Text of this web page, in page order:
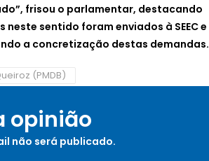
frisou o parlamentar, destacando
sentido foram enviados à SEEC e
a concretização destas demandas.
(PMDB)
opinião
não será publicado.